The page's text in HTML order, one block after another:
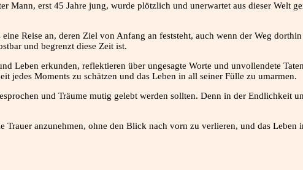
Mann, erst 45 Jahre jung, wurde plötzlich und unerwartet aus dieser Welt
Reise an, deren Ziel von Anfang an feststeht, auch wenn der Weg
und begrenzt diese Zeit ist.
Leben erkunden, reflektieren über ungesagte Worte und unvollendete
jedes Moments zu schätzen und das Leben in all seiner Fülle zu umarmen.
und Träume mutig gelebt werden sollten. Denn in der Endlichkeit
anzunehmen, ohne den Blick nach vorn zu verlieren, und das Leben